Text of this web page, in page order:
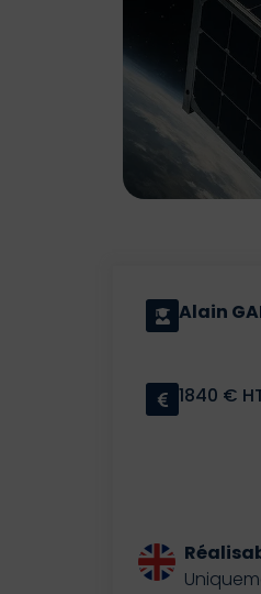
Alain
1840 €